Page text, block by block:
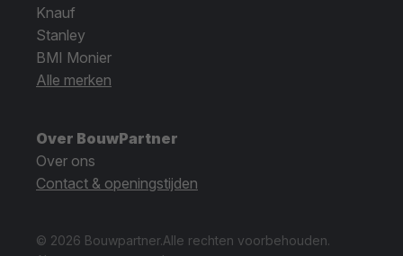
Knauf
Stanley
BMI Monier
Alle merken
Over BouwPartner
Over ons
Contact & openingstijden
© 2026 Bouwpartner.Alle rechten voorbehouden.